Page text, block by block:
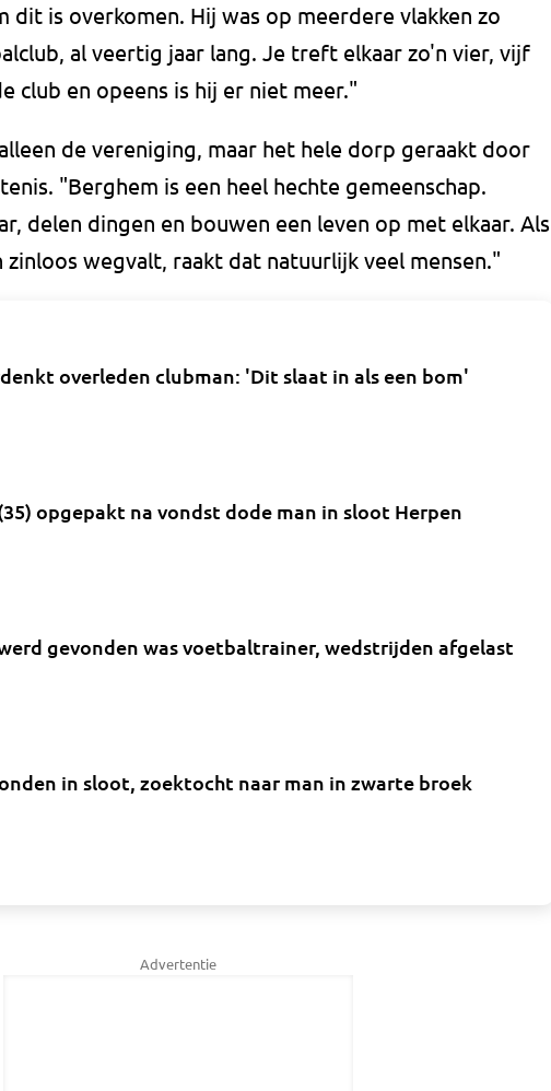
dit is overkomen. Hij was op meerdere vlakken zo
al veertig jaar lang. Je treft elkaar zo'n vier, vijf
club en opeens is hij er niet meer."
de vereniging, maar het hele dorp geraakt door
"Berghem is een heel hechte gemeenschap.
delen dingen en bouwen een leven op met elkaar. Als
zinloos wegvalt, raakt dat natuurlijk veel mensen."
overleden clubman: 'Dit slaat in als een bom'
opgepakt na vondst dode man in sloot Herpen
gevonden was voetbaltrainer, wedstrijden afgelast
in sloot, zoektocht naar man in zwarte broek
Advertentie